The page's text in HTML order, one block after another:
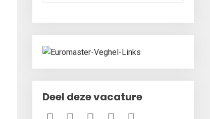
Deel deze vacature